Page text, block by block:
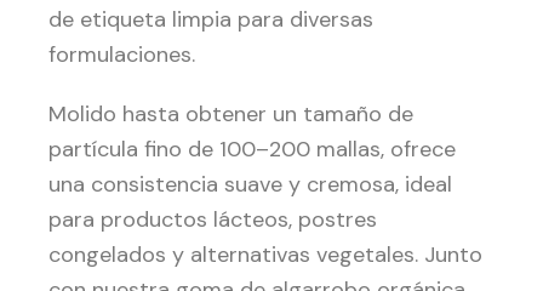
de etiqueta limpia para diversas
formulaciones.
Molido hasta obtener un tamaño de
partícula fino de 100–200 mallas, ofrece
una consistencia suave y cremosa, ideal
para productos lácteos, postres
congelados y alternativas vegetales. Junto